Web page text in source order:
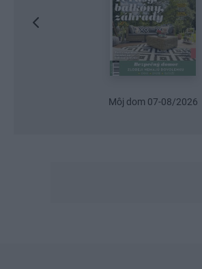
Urob si sám 6/2026